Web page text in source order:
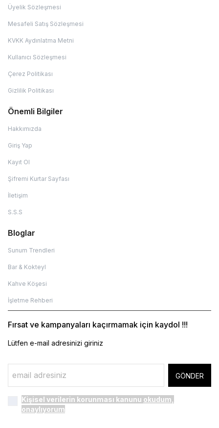
Üyelik Sözleşmesi
Mesafeli Satış Sözleşmesi
KVKK Aydınlatma Metni
Kullanıcı Sözleşmesi
Çerez Politikası
Gizlilik Politikası
Önemli Bilgiler
Hakkımızda
Giriş Yap
Kayıt Ol
Şifremi Kurtar Sayfası
İletişim
S.S.S
Bloglar
Sunum Trendleri
Bar & Kokteyl
Kahve Köşesi
İşletme Rehberi
Fırsat ve kampanyaları kaçırmamak için kaydol !!!
Lütfen e-mail adresinizi giriniz
GÖNDER
Kişisel verilerin korunması kanunu okudum,
onaylıyorum